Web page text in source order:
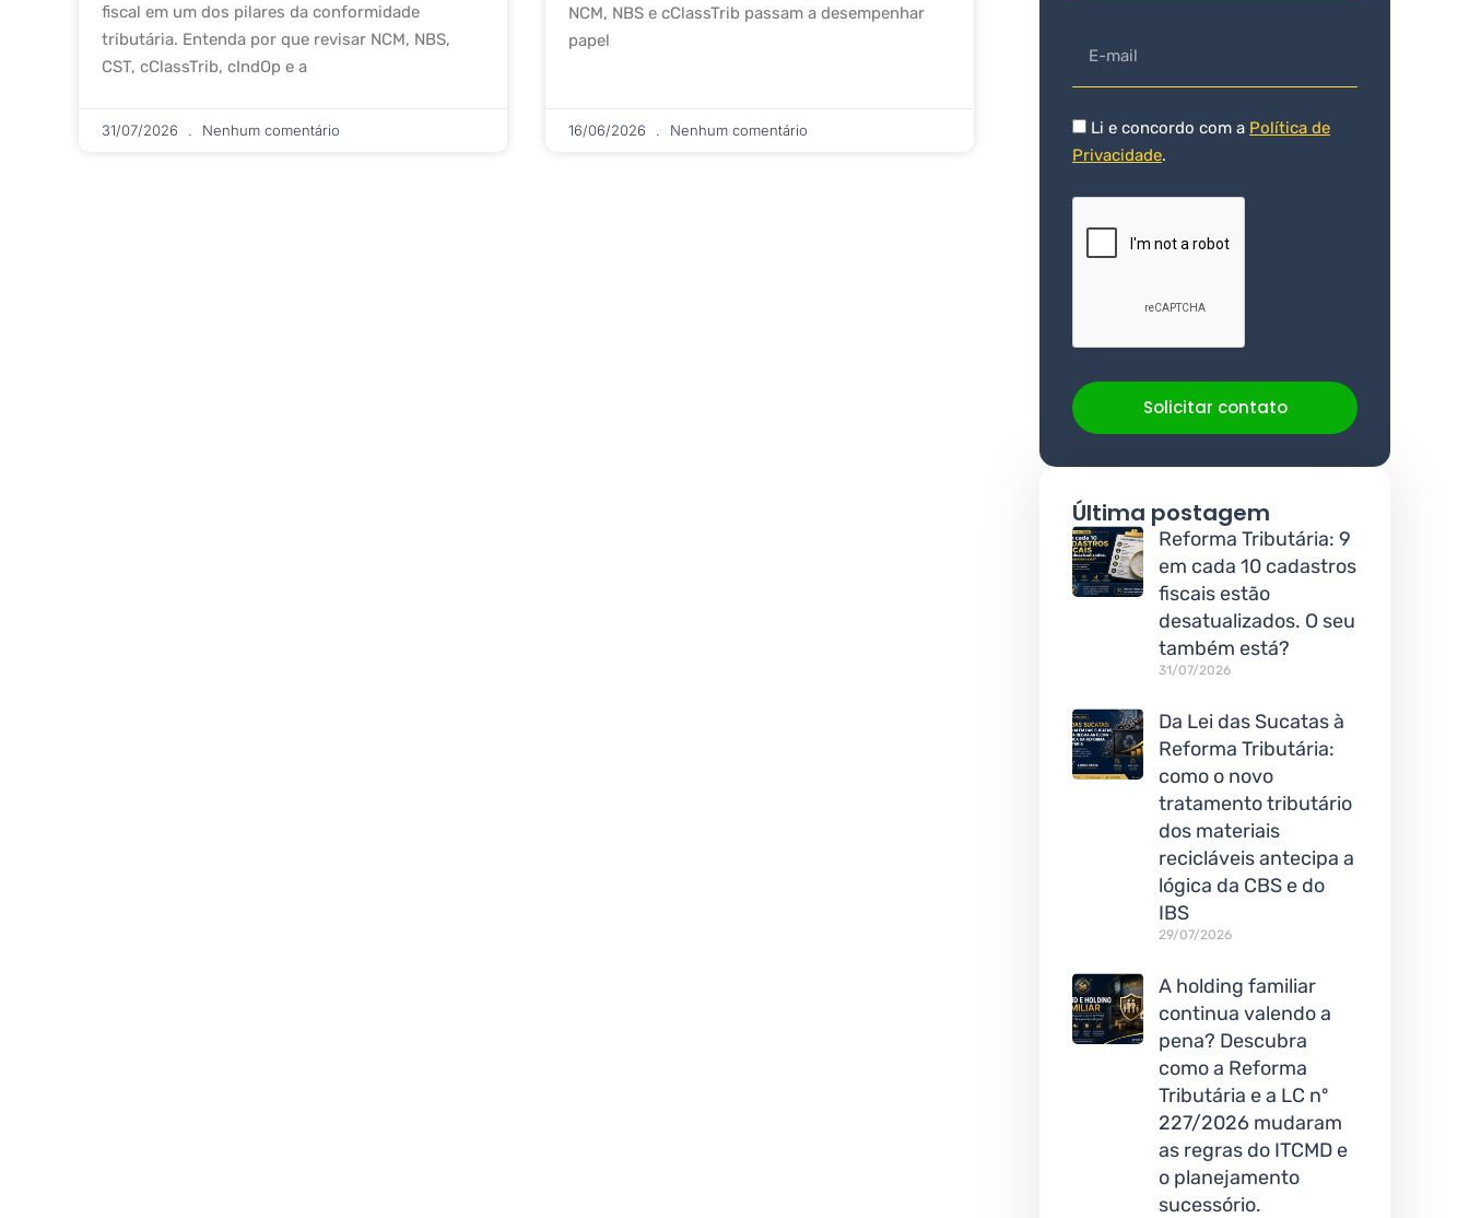
fiscal em um dos pilares da conformidade
tributária. Entenda por que revisar NCM, NBS,
CST, cClassTrib, cIndOp e a
31/07/2026 Nenhum comentário
NCM, NBS e cClassTrib passam a desempenhar
papel
16/06/2026 Nenhum comentário Li e concordo com a Política de
Privacidade.
Solicitar contato
Última postagem
Reforma Tributária: 9
em cada 10 cadastros
fiscais estão
desatualizados. O seu
também está?
31/07/2026
Da Lei das Sucatas à
Reforma Tributária:
como o novo
tratamento tributário
dos materiais
recicláveis antecipa a
lógica da CBS e do
IBS
29/07/2026
A holding familiar
continua valendo a
pena? Descubra
como a Reforma
Tributária e a LC nº
227/2026 mudaram
as regras do ITCMD e
o planejamento
sucessório.